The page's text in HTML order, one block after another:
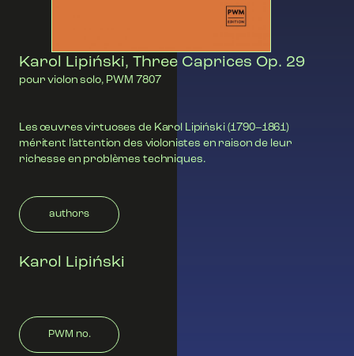
Karol Lipiński, Three Caprices Op. 29
pour violon solo, PWM 7807
Les œuvres virtuoses de Karol Lipiński (1790–1861)
méritent l’attention des violonistes en raison de leur
richesse en problèmes techniques.
authors
Karol Lipiński
PWM no.